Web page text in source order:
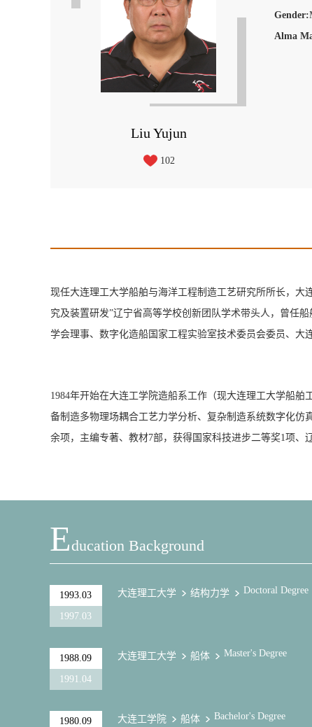
Liu Yujun
102
Gender:
Alma
现任大连理工大学船舶与海洋工程制造工艺研究所所长，
究及装置研发”辽宁省高等学校创新团队学术带头人，曾任
学会理事、数字化造船国家工程实验室技术委员会委员、大
1984年开始在大连工学院造船系工作（现大连理工大学船
备制造多物理场耦合工艺力学分析、复杂制造系统数字化仿
余项，主编专著、教材7部，获得国家科技进步二等奖1项、
EDucation Background
1993.03
1997.03
大连理工大学 结构力学 Doctoral Degree
1988.09
1991.04
大连理工大学 船体 Master's Degree
1980.09
大连工学院 船体 Bachelor's Degree